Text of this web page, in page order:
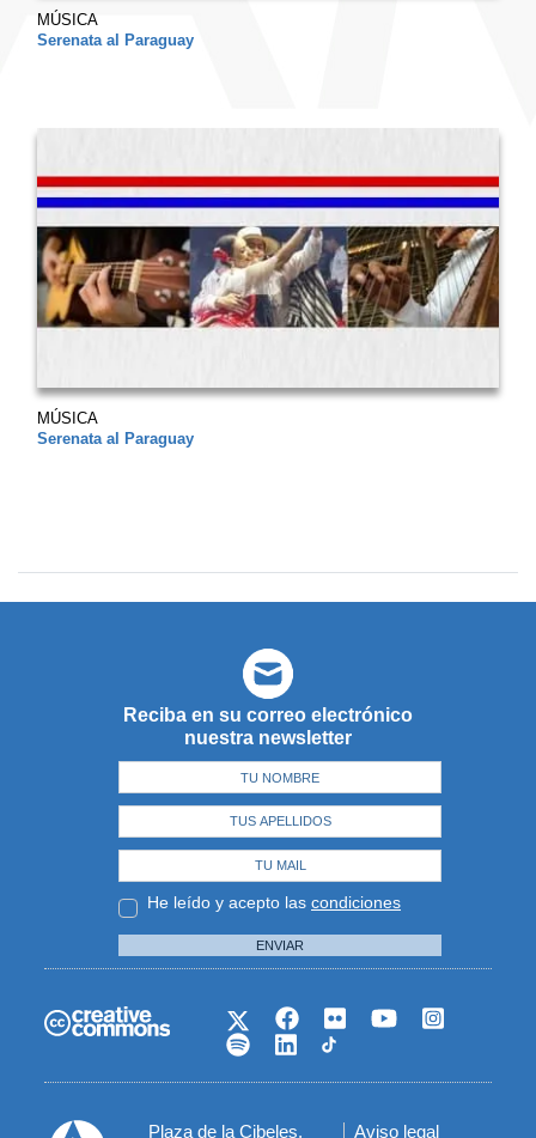
MÚSICA
Serenata al Paraguay
MÚSICA
Serenata al Paraguay
Reciba en su correo electrónico
nuestra newsletter
He leído y acepto las condiciones
ENVIAR
Plaza de la Cibeles,
Aviso legal